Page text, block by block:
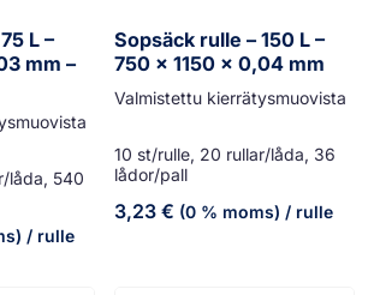
L –
mm –
låda, 540
/ rulle
Sopsäck rulle – 150 L –
750 x 1150 x 0,04 mm
Valmistettu kierrätysmuovista
10 st/rulle, 20 rullar/låda, 36
lådor/pall
3,23 € (0 % moms) / rulle